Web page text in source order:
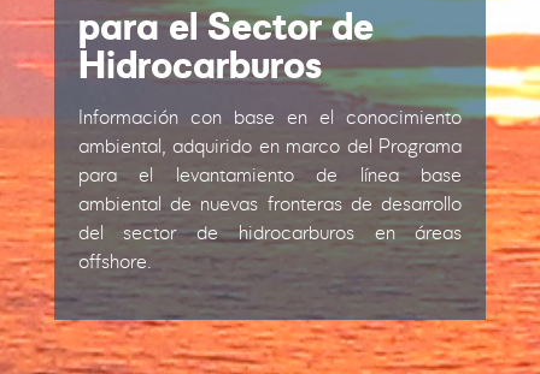
para el Sector de
Hidrocarburos
Información con base en el conocimiento
ambiental, adquirido en marco del Programa
para el levantamiento de línea base
ambiental de nuevas fronteras de desarrollo
del sector de hidrocarburos en áreas
offshore.